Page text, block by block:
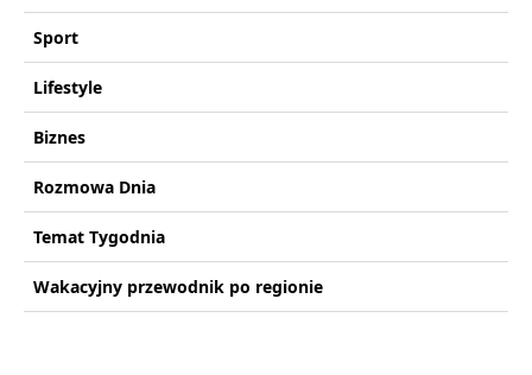
Sport
Lifestyle
Biznes
Rozmowa Dnia
Temat Tygodnia
Wakacyjny przewodnik po regionie